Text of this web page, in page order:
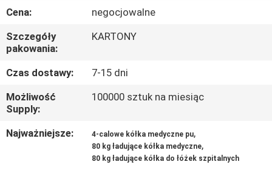
KONTROLA
JAKOŚCI
SKONTAKTUJ
SIĘ
Z
NAMI
Cena:
negocjowalne
Szczegóły
pakowania:
KARTONY
Czas dostawy:
7-15 dni
Możliwość
Supply:
100000 sztuk na miesiąc
Najważniejsze: 4-calowe kółka medyczne pu,
80 kg ładujące kółka medyczne,
80 kg ładujące kółka do łóżek szpitalnych